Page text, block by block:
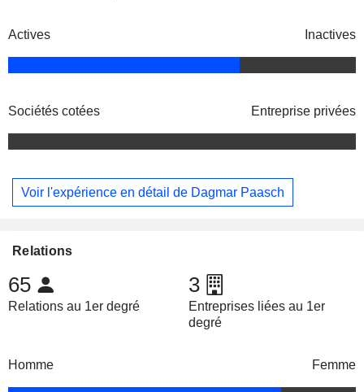
Actives Inactives
Sociétés cotées Entreprise privées
Voir l'expérience en détail de Dagmar Paasch
Relations
65
Relations au 1er degré
3
Entreprises liées au 1er
degré
Homme Femme